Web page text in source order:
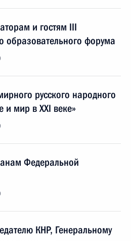
и гостям III
образовательного форума
русского народного
и мир в XXI веке»
Федеральной
КНР, Генеральному